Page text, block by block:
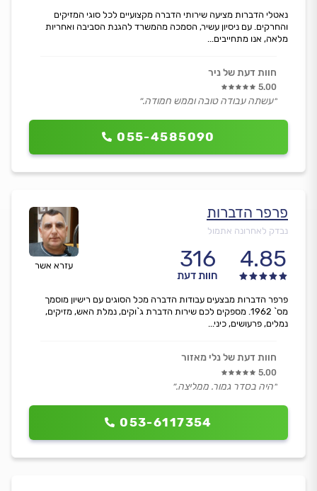
055-4585090
נאטלי הדברות מציעה שירותי הדברה מקצועיים לכל סוגי המזיקים
והחרקים. עם ניסיון עשיר, הסמכה מהמשרד להגנת הסביבה ואחריות
מלאה, אנו מתחייבים...
חוות דעת של ניר
5.00
״עשתה עבודה טובה וממש חמודה.״
עזרא אשר
פרפר הדברות
נבדק לאחרונה אתמול
4.85
316
חוות דעת
053-6117354
פרפר הדברות מבצעים עבודות הדברה מכל הסוגים עם רישיון מוסמך
מס` 1962. מספקים לכם שירות הדברת ג`וקים, נמלת האש, מזיקים,
נמלים, פרעושים, כיני...
חוות דעת של נלי מאזור
5.00
״היה בסדר גמור. ממליצה.״